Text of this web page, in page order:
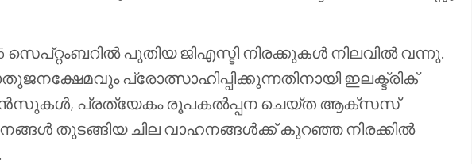
സെപ്റ്റംബറിൽ പുതിയ ജിഎസ്ടി നിരക്കുകൾ നിലവിൽ വന്നു.
പ്രോത്സാഹിപ്പിക്കുന്നതിനായി ഇലക്ട്രിക്
പ്രത്യേകം രൂപകൽപ്പന ചെയ്ത ആക്സസ്
തുടങ്ങിയ ചില വാഹനങ്ങൾക്ക് കുറഞ്ഞ നിരക്കിൽ